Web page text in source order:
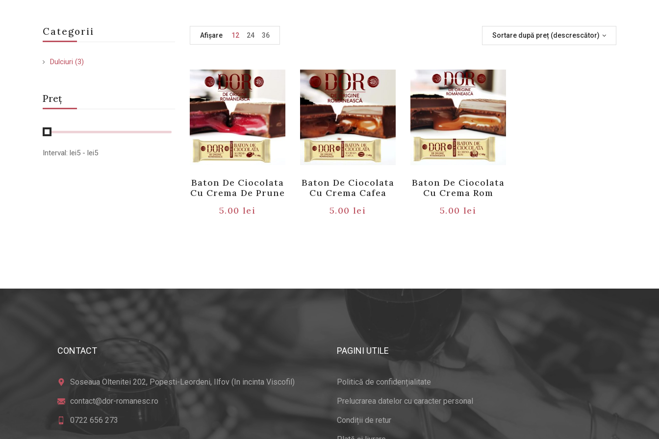
Categorii
Dulciuri (3)
Preț
Interval: lei5 - lei5
Sortare după preț (descrescător)
Afișare 12 24 36
Baton De Ciocolata
Cu Crema De Prune
5.00 lei
Baton De Ciocolata
Cu Crema Cafea
5.00 lei
Baton De Ciocolata
Cu Crema Rom
5.00 lei
CONTACT
Soseaua Oltenitei 202, Popesti-Leordeni, Ilfov (In incinta Viscofil)
contact@dor-romanesc.ro
0722 656 273
PAGINI UTILE
Politică de confidențialitate
Prelucrarea datelor cu caracter personal
Condiții de retur